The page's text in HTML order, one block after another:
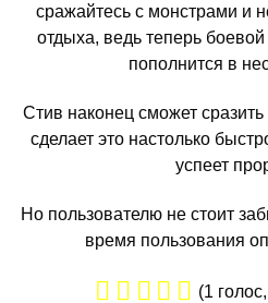
сражайтесь с монстрами и
отдыха, ведь теперь
пополнится в
Стив наконец сможет
сделает это настолько
успеет
Но пользователю не стоит
время пользования
(1